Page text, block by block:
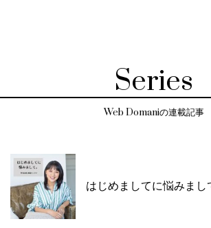
Series
Web Domaniの連載記事
はじめましてに悩みまし